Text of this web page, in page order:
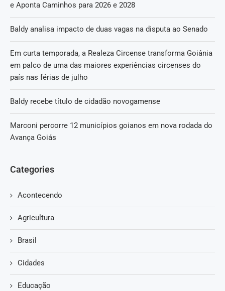
e Aponta Caminhos para 2026 e 2028
Baldy analisa impacto de duas vagas na disputa ao Senado
Em curta temporada, a Realeza Circense transforma Goiânia
em palco de uma das maiores experiências circenses do
país nas férias de julho
Baldy recebe título de cidadão novogamense
Marconi percorre 12 municípios goianos em nova rodada do
Avança Goiás
Categories
Acontecendo
Agricultura
Brasil
Cidades
Educação